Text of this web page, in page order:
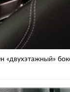
«двухэтажный»